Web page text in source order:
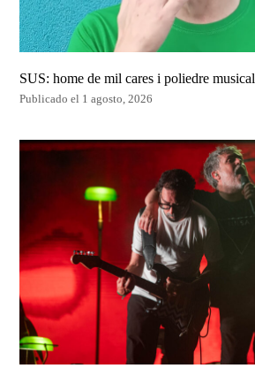
SUS: home de mil cares i poliedre musical
Publicado el 1 agosto, 2026